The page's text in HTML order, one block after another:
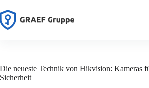
Inhalt
springen
Die neueste Technik von Hikvision: Kameras
Sicherheit